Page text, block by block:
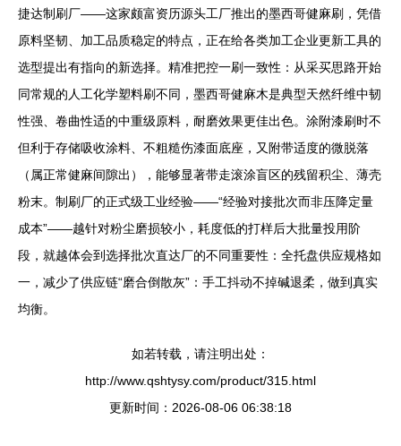
捷达制刷厂——这家颇富资历源头工厂推出的墨西哥健麻刷，凭借
原料坚韧、加工品质稳定的特点，正在给各类加工企业更新工具的
选型提出有指向的新选择。精准把控一刷一致性：从采买思路开始
同常规的人工化学塑料刷不同，墨西哥健麻木是典型天然纤维中韧
性强、卷曲性适的中重级原料，耐磨效果更佳出色。涂附漆刷时不
但利于存储吸收涂料、不粗糙伤漆面底座，又附带适度的微脱落
（属正常健麻间隙出），能够显著带走滚涂盲区的残留积尘、薄壳
粉末。制刷厂的正式级工业经验——“经验对接批次而非压降定量
成本”——越针对粉尘磨损较小，耗度低的打样后大批量投用阶
段，就越体会到选择批次直达厂的不同重要性：全托盘供应规格如
一，减少了供应链“磨合倒散灰”：手工抖动不掉碱退柔，做到真实
均衡。
如若转载，请注明出处：
http://www.qshtysy.com/product/315.html
更新时间：2026-08-06 06:38:18